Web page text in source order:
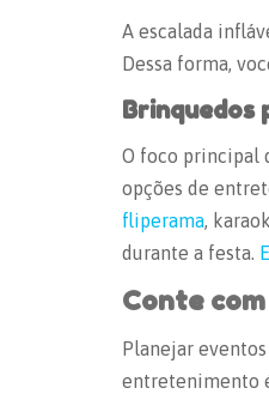
A escalada
Dessa forma,
Brinquedos
O foco principal
opções de
fliperama,
durante a festa.
Conte
Planejar
entretenimento